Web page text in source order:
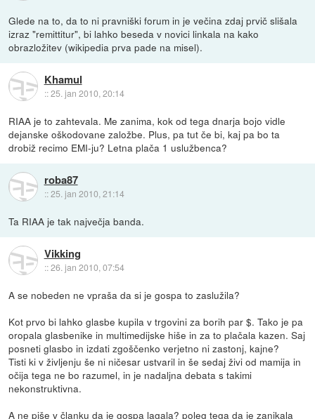
Glede na to, da to ni pravniški forum in je večina zdaj prvič slišala
izraz "remittitur", bi lahko beseda v novici linkala na kako
obrazložitev (wikipedia prva pade na misel).
Khamul
::25. jan 2010, 20:14
RIAA je to zahtevala. Me zanima, kok od tega dnarja bojo vidle
dejanske oškodovane založbe. Plus, pa tut če bi, kaj pa bo ta
drobiž recimo EMI-ju? Letna plača 1 uslužbenca?
roba87
::25. jan 2010, 21:14
Ta RIAA je tak največja banda.
Vikking
::26. jan 2010, 07:54
A se nobeden ne vpraša da si je gospa to zaslužila?
Kot prvo bi lahko glasbe kupila v trgovini za borih par $. Tako je pa
oropala glasbenike in multimedijske hiše in za to plačala kazen. Saj
posneti glasbo in izdati zgoščenko verjetno ni zastonj, kajne?
Tisti ki v življenju še ni ničesar ustvaril in še sedaj živi od mamija in
očija tega ne bo razumel, in je nadaljna debata s takimi
nekonstruktivna.
A ne piše v članku da je gospa lagala? poleg tega da je zanikala